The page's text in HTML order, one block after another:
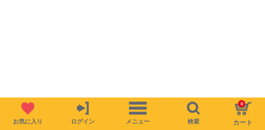
お気に入り ログイン メニュー 検索
0
カート